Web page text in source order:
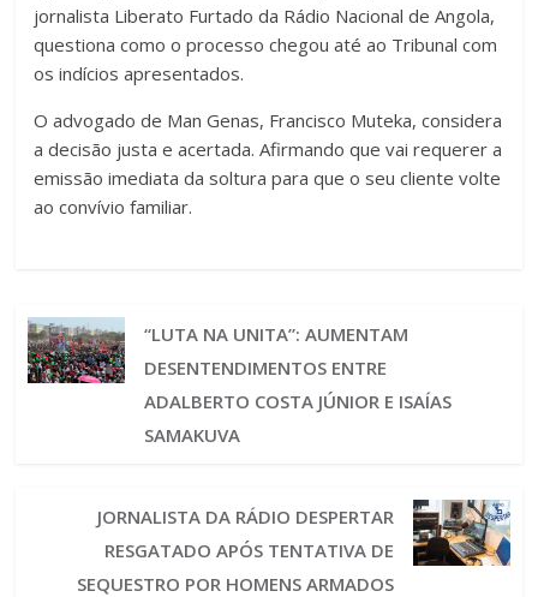
jornalista Liberato Furtado da Rádio Nacional de Angola,
questiona como o processo chegou até ao Tribunal com
os indícios apresentados.
O advogado de Man Genas, Francisco Muteka, considera
a decisão justa e acertada. Afirmando que vai requerer a
emissão imediata da soltura para que o seu cliente volte
ao convívio familiar.
“LUTA NA UNITA”: AUMENTAM
DESENTENDIMENTOS ENTRE
ADALBERTO COSTA JÚNIOR E ISAÍAS
SAMAKUVA
JORNALISTA DA RÁDIO DESPERTAR
RESGATADO APÓS TENTATIVA DE
SEQUESTRO POR HOMENS ARMADOS